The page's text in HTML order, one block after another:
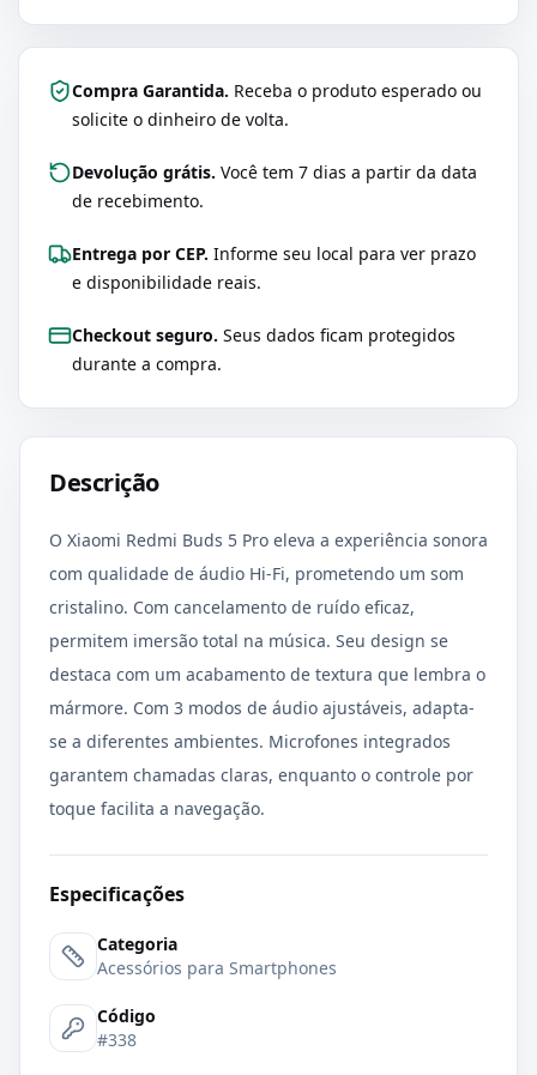
Compra Garantida. Receba o produto esperado ou
solicite o dinheiro de volta.
Devolução grátis. Você tem 7 dias a partir da data
de recebimento.
Entrega por CEP. Informe seu local para ver prazo
e disponibilidade reais.
Checkout seguro. Seus dados ficam protegidos
durante a compra.
Descrição
O Xiaomi Redmi Buds 5 Pro eleva a experiência sonora
com qualidade de áudio Hi-Fi, prometendo um som
cristalino. Com cancelamento de ruído eficaz,
permitem imersão total na música. Seu design se
destaca com um acabamento de textura que lembra o
mármore. Com 3 modos de áudio ajustáveis, adapta-
se a diferentes ambientes. Microfones integrados
garantem chamadas claras, enquanto o controle por
toque facilita a navegação.
Especificações
Categoria
Acessórios para Smartphones
Código
#338